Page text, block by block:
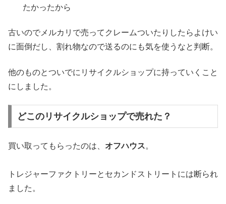
たかったから
古いのでメルカリで売ってクレームついたりしたらよけい
に面倒だし、割れ物なので送るのにも気を使うなと判断。
他のものとついでにリサイクルショップに持っていくこと
にしました。
どこのリサイクルショップで売れた？
買い取ってもらったのは、 オフハウス。
トレジャーファクトリーとセカンドストリートには断られ
ました。